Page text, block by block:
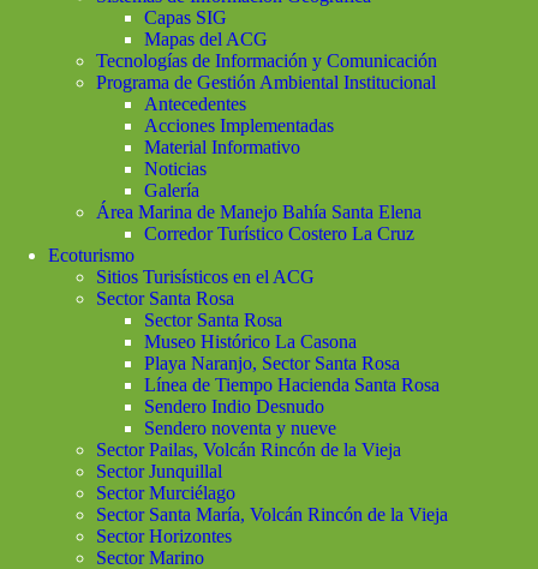
Capas SIG
Mapas del ACG
Tecnologías de Información y Comunicación
Programa de Gestión Ambiental Institucional
Antecedentes
Acciones Implementadas
Material Informativo
Noticias
Galería
Área Marina de Manejo Bahía Santa Elena
Corredor Turístico Costero La Cruz
Ecoturismo
Sitios Turisísticos en el ACG
Sector Santa Rosa
Sector Santa Rosa
Museo Histórico La Casona
Playa Naranjo, Sector Santa Rosa
Línea de Tiempo Hacienda Santa Rosa
Sendero Indio Desnudo
Sendero noventa y nueve
Sector Pailas, Volcán Rincón de la Vieja
Sector Junquillal
Sector Murciélago
Sector Santa María, Volcán Rincón de la Vieja
Sector Horizontes
Sector Marino